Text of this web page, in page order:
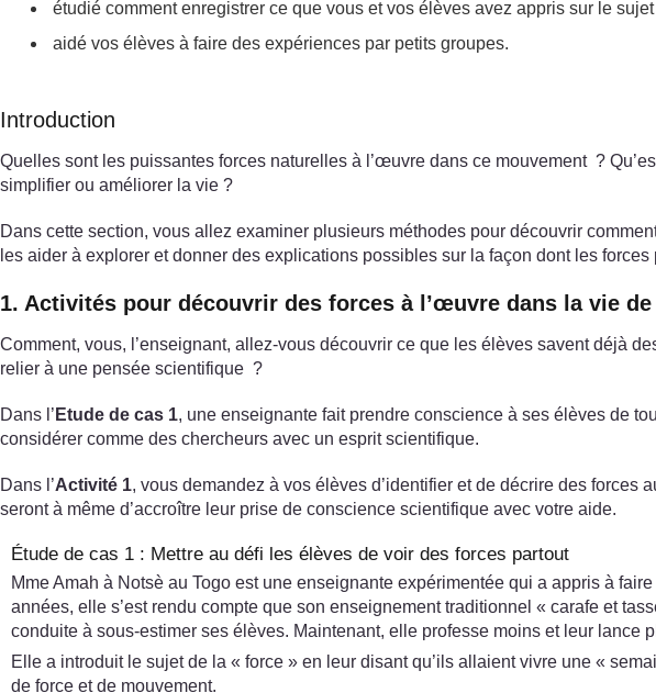
étudié comment enregistrer ce que vous et vos élèves avez appris sur le sujet
aidé vos élèves à faire des expériences par petits groupes.
Introduction
Quelles sont les puissantes forces naturelles à l’œuvre dans ce mouvement ?
simplifier ou améliorer la vie ?
Dans cette section, vous allez examiner plusieurs méthodes pour découvrir
les aider à explorer et donner des explications possibles sur la façon dont les
1. Activités pour découvrir des forces à l’œuvre dans la vie
Comment, vous, l’enseignant, allez-vous découvrir ce que les élèves savent déjà
relier à une pensée scientifique ?
Dans l’ Etude de cas 1, une enseignante fait prendre conscience à ses élèves de
considérer comme des chercheurs avec un esprit scientifique.
Dans l’Activité 1, vous demandez à vos élèves d’identifier et de décrire des forces
seront à même d’accroître leur prise de conscience scientifique avec votre aide.
Étude de cas 1 : Mettre au défi les élèves de voir des forces partout
Mme Amah à Notsè au Togo est une enseignante expérimentée qui a appris à
années, elle s’est rendu compte que son enseignement traditionnel « carafe et
conduite à sous-estimer ses élèves. Maintenant, elle professe moins et leur lance
Elle a introduit le sujet de la « force » en leur disant qu’ils allaient vivre une «
de force et de mouvement.